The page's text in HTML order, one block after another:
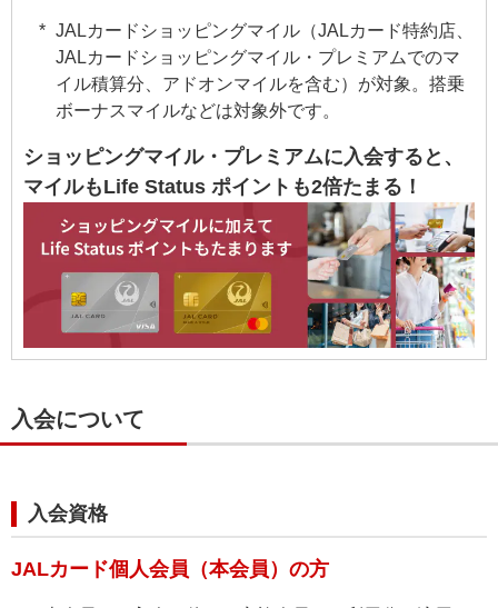
JALカードショッピングマイル（JALカード特約店、
JALカードショッピングマイル・プレミアムでのマ
イル積算分、アドオンマイルを含む）が対象。搭乗
ボーナスマイルなどは対象外です。
ショッピングマイル・プレミアムに入会すると、
マイルもLife Status ポイントも2倍たまる！
入会について
入会資格
JALカード個人会員（本会員）の方